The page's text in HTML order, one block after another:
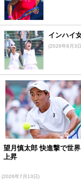
インハイ
(2026年8月3
望月慎太郎 快進撃で世
上昇
(2026年7月13日)